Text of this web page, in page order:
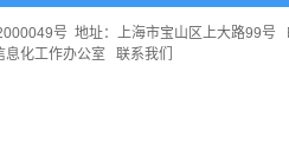
号 地址：上海市宝山区上大路99
息化工作办公室 联系我们